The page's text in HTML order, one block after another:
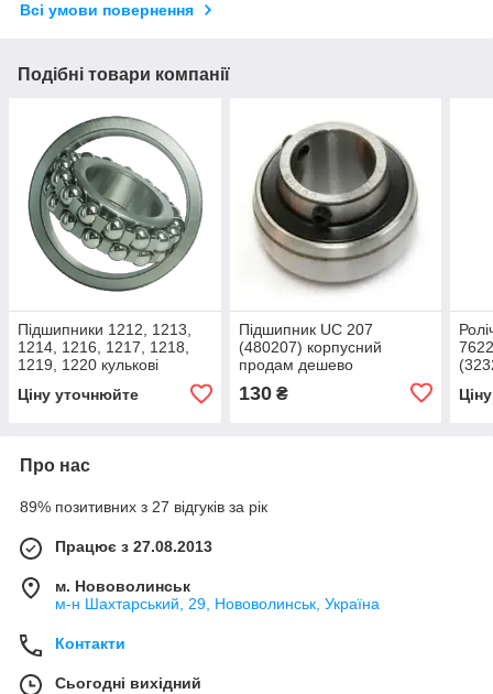
Всі умови повернення
Подібні товари компанії
Підшипники 1212, 1213,
1214, 1216, 1217, 1218,
1219, 1220 кулькові
двохрядні продам дешево
Ціну уточнюйте
Підшипник UC 207
(480207) корпусний
продам дешево
130₴
Про нас
89% позитивних з 27 відгуків за рік
Працює з 27.08.2013
м. Нововолинськ
м-н Шахтарський, 29, Нововолинськ, Україна
Контакти
Сьогодні вихідний